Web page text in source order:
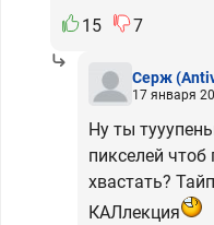
15
7
Серж
17 января
Ну ты
пикселей
хвастать?
КАЛлекция